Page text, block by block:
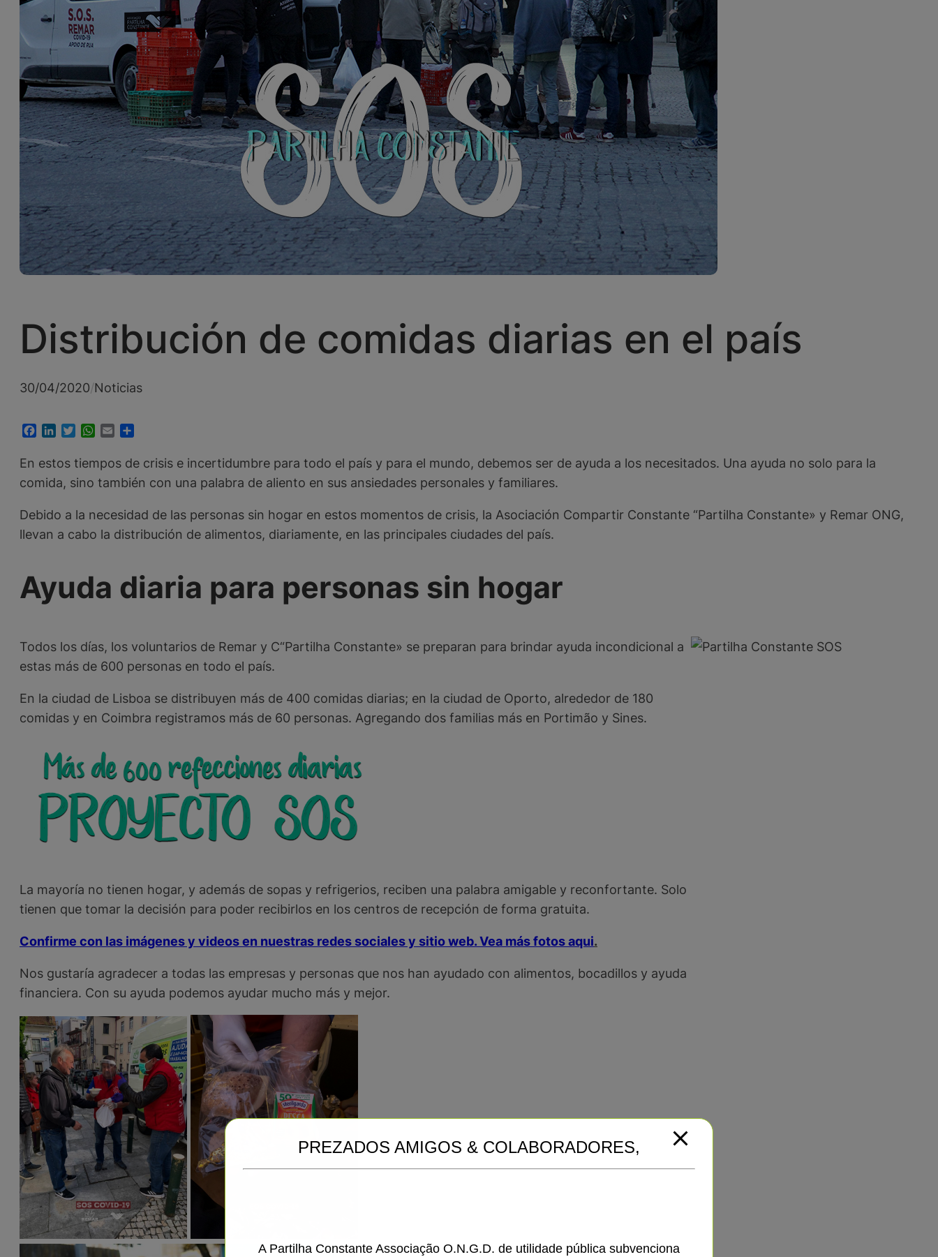
Distribución de comidas diarias en el país
30/04/2020/Noticias
Facebook
LinkedInTwitterWhatsApp
Email
En estos tiempos de crisis e incertidumbre para todo el país y para el mundo, debemos ser de ayuda a los necesitados. Una ayuda no solo para la
comida, sino también con una palabra de aliento en sus ansiedades personales y familiares.
Debido a la necesidad de las personas sin hogar en estos momentos de crisis, la Asociación Compartir Constante “Partilha Constante» y Remar ONG,
llevan a cabo la distribución de alimentos, diariamente, en las principales ciudades del país.
Ayuda diaria para personas sin hogar
Todos los días, los voluntarios de Remar y C“Partilha Constante» se preparan para brindar ayuda incondicional a
estas más de 600 personas en todo el país.
En la ciudad de Lisboa se distribuyen más de 400 comidas diarias; en la ciudad de Oporto, alrededor de 180
comidas y en Coimbra registramos más de 60 personas. Agregando dos familias más en Portimão y Sines.
La mayoría no tienen hogar, y además de sopas y refrigerios, reciben una palabra amigable y reconfortante. Solo
tienen que tomar la decisión para poder recibirlos en los centros de recepción de forma gratuita.
Confirme con las imágenes y videos en nuestras redes sociales y sitio web. Vea más fotos aqui.
Nos gustaría agradecer a todas las empresas y personas que nos han ayudado con alimentos, bocadillos y ayuda
financiera. Con su ayuda podemos ayudar mucho más y mejor.
PREZADOS AMIGOS & COLABORADORES,
A Partilha Constante Associação O.N.G.D. de utilidade pública subvenciona